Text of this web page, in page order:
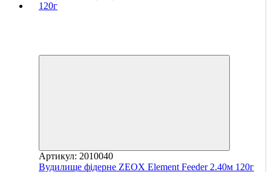
Артикул: 2010040
Вудилище фідерне ZEOX Element Feeder 2.40м 120г